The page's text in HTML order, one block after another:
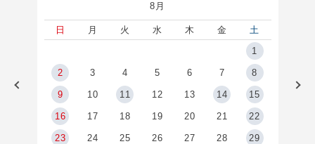
8月
日 月 火 水 木 金
土
1
2 3 4 5 6 7 8
9 10 11 12 13 14 15
16 17 18 19 20 21 22
23 24 25 26 27 28 29